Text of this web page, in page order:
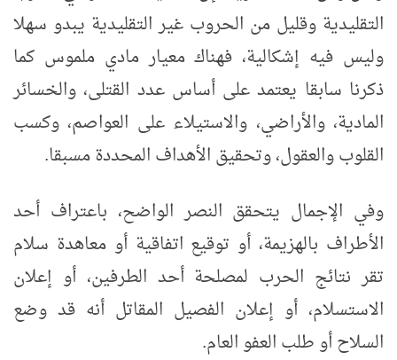
التقليدية وقليل من الحروب غير التقليدية يبدو سهلا
وليس فيه إشكالية، فهناك معيار مادي ملموس كما
ذكرنا سابقا يعتمد على أساس عدد القتلى، والخسائر
المادية، والأراضي، والاستيلاء على العواصم، وكسب
القلوب والعقول، وتحقيق الأهداف المحددة مسبقا.
وفي الإجمال يتحقق النصر الواضح، باعتراف أحد
الأطراف بالهزيمة، أو توقيع اتفاقية أو معاهدة سلام
تقر نتائج الحرب لمصلحة أحد الطرفين، أو إعلان
الاستسلام، أو إعلان الفصيل المقاتل أنه قد وضع
السلاح أو طلب العفو العام.